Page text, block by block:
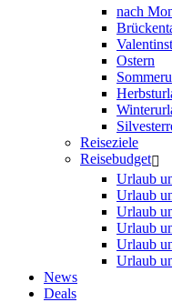
nach
Ostern
Reiseziele
Reisebudget
Urlaub
Urlaub
Urlaub
Urlaub
Urlaub
Urlaub
News
Deals